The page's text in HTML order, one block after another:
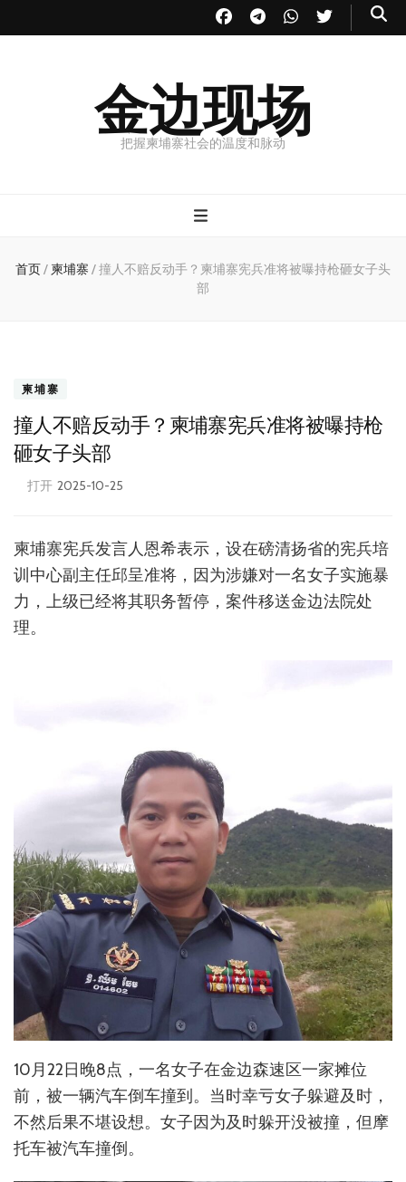
金边现场
把握柬埔寨社会的温度和脉动
首页/ 柬埔寨 /撞人不赔反动手？柬埔寨宪兵准将被曝持枪砸女子头
部
柬埔寨
撞人不赔反动手？柬埔寨宪兵准将被曝持枪
砸女子头部
打开 2025-10-25
柬埔寨宪兵发言人恩希表示，设在磅清扬省的宪兵培
训中心副主任邱呈准将，因为涉嫌对一名女子实施暴
力，上级已经将其职务暂停，案件移送金边法院处
理。
10月22日晚8点，一名女子在金边森速区一家摊位
前，被一辆汽车倒车撞到。当时幸亏女子躲避及时，
不然后果不堪设想。女子因为及时躲开没被撞，但摩
托车被汽车撞倒。